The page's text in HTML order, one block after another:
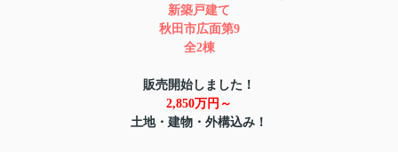
新築戸建て
秋田市広面第9
全2棟
販売開始しました！
2,850万円～
土地・建物・外構込み！